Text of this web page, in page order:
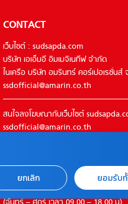
CONTACT
เว็บไซต์ : sudsapda.com
บริษัท เอเอ็มอี อิมเมจิเนทีฟ จำกัด
ในเครือ บริษัท อมรินทร์ คอร์เปอเรชั่นส์
ssdofficial@amarin.co.th
สนใจลงโฆษณากับเว็บไซต์
ssdofficial@amarin.co.th
ติดต่อแจ้งปัญหาหรือร้องเรียน
02-422-9999 ต่อ 4180
ยกเลิก ยอมรับ